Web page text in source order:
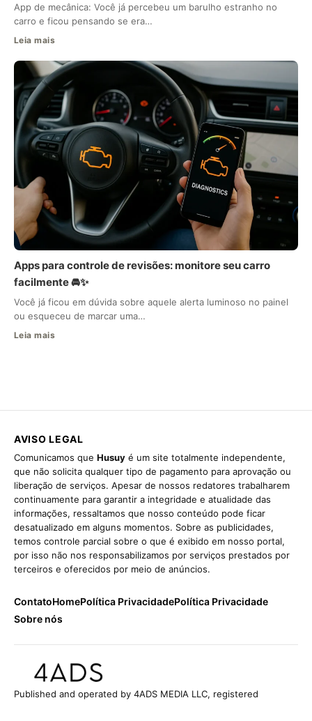
App de mecânica: Você já percebeu um barulho estranho no
carro e ficou pensando se era…
Leia mais
Apps para controle de revisões: monitore seu carro
facilmente 🚘✨
Você já ficou em dúvida sobre aquele alerta luminoso no painel
ou esqueceu de marcar uma…
Leia mais
AVISO LEGAL
Comunicamos que Husuy é um site totalmente independente,
que não solicita qualquer tipo de pagamento para aprovação ou
liberação de serviços. Apesar de nossos redatores trabalharem
continuamente para garantir a integridade e atualidade das
informações, ressaltamos que nosso conteúdo pode ficar
desatualizado em alguns momentos. Sobre as publicidades,
temos controle parcial sobre o que é exibido em nosso portal,
por isso não nos responsabilizamos por serviços prestados por
terceiros e oferecidos por meio de anúncios.
ContatoHomePolítica PrivacidadePolítica Privacidade
Sobre nós
Published and operated by 4ADS MEDIA LLC, registered